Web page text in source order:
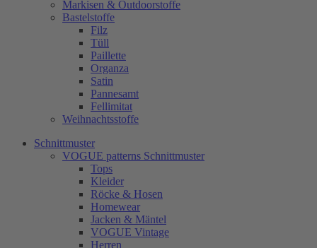
Markisen & Outdoorstoffe
Bastelstoffe
Filz
Tüll
Paillette
Organza
Satin
Pannesamt
Fellimitat
Weihnachtsstoffe
Schnittmuster
VOGUE patterns Schnittmuster
Tops
Kleider
Röcke & Hosen
Homewear
Jacken & Mäntel
VOGUE Vintage
Herren